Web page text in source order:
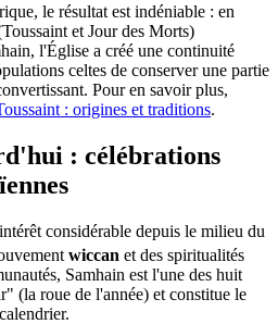
le résultat est indéniable : en
et Jour des Morts)
l'Église a créé une continuité
celtes de conserver une partie
Pour en savoir plus,
: origines et traditions.
: célébrations
considérable depuis le milieu du
wiccan et des spiritualités
Samhain est l'une des huit
(la roue de l'année) et constitue le